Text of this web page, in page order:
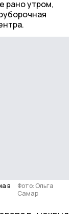
рано утром,
в
Фото: Ольга
Самар